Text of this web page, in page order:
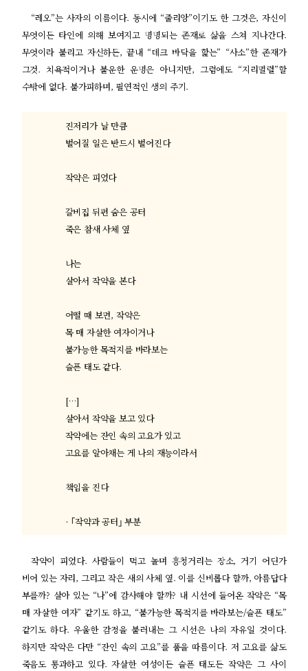
“레오”는 사자의 이름이다. 동시에 “줄리앙”이기도 한 그것은,자신이
무엇이든 타인에 의해 보여지고 명명되는 존재로 삶을 스쳐 지나간다.
무엇이라 불리고 자신하든,끝내 “데크 바닥을 핥는” “사소”한 존재가
그것. 치욕적이거나 불운한 운명은 아니지만, 그럼에도 “지리멸렬”할
수밖에 없다. 불가피하며, 필연적인 생의 주기.
진저리가 날 만큼
벌어질 일은 반드시 벌어진다
작약은 피었다
갈비집 뒤편 숨은 공터
죽은 참새 사체 옆
나는
살아서 작약을 본다
어떨 때 보면, 작약은
목 매 자살한 여자이거나
불가능한 목적지를 바라보는
슬픈 태도 같다.
[…]
살아서 작약을 보고 있다
작약에는 잔인 속의 고요가 있고
고요를 알아채는 게 나의 재능이라서
책임을 진다
- ｢작약과 공터 ｣부분
작약이 피었다. 사람들이 먹고 놀며 흥청거리는 장소, 거기 어딘가
비어 있는 자리, 그리고 작은 새의 사체 옆. 이를 신비롭다 할까, 아름답다
부를까? 살아 있는 “나”에 감사해야 할까? 내 시선에 들어온 작약은 “목
매 자살한 여자”같기도 하고, “불가능한 목적지를 바라보는/슬픈 태도”
같기도 하다.우울한 감정을 불러내는 그 시선은 나의 자유일 것이다.
하지만 작약은 다만 “잔인 속의 고요”를 품을 따름이다. 저 고요를 삶도
죽음도 통과하고 있다.자살한 여성이든 슬픈 태도든 작약은 그 사이